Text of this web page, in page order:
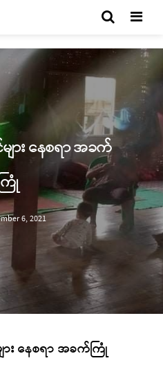
ျား နေစရာ အခက်
ြုံ
6, 2021
ား နေစရာ အခက်ကြုံ